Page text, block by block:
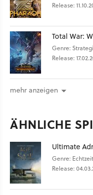
Release:
Total War:
Genre:
Release:
mehr anzeigen
ÄHNLICHE
Ultimate
Genre:
Release: